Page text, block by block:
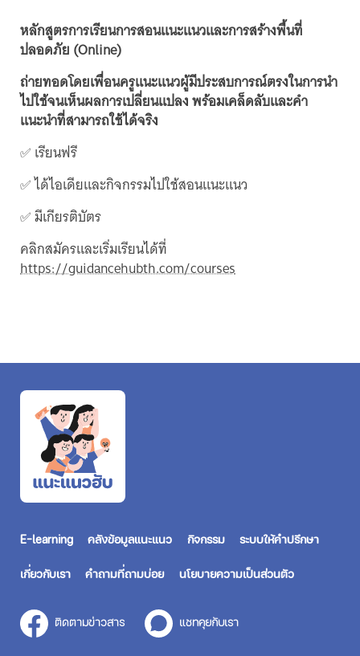
หลักสูตรการเรียนการสอนแนะแนวและการสร้างพื้นที่
ปลอดภัย (Online)
ถ่ายทอดโดยเพื่อนครูแนะแนวผู้มีประสบการณ์ตรงในการนำ
ไปใช้จนเห็นผลการเปลี่ยนแปลง พร้อมเคล็ดลับและคำ
แนะนำที่สามารถใช้ได้จริง
✅ เรียนฟรี
✅ ได้ไอเดียและกิจกรรมไปใช้สอนแนะแนว
✅ มีเกียรติบัตร
คลิกสมัครและเริ่มเรียนได้ที่
https://guidancehubth.com/courses
E-learning คลังข้อมูลแนะแนว กิจกรรม ระบบให้คำปรึกษา
เกี่ยวกับเรา คำถามที่ถามบ่อย นโยบายความเป็นส่วนตัว
ติดตามข่าวสาร แชทคุยกับเรา